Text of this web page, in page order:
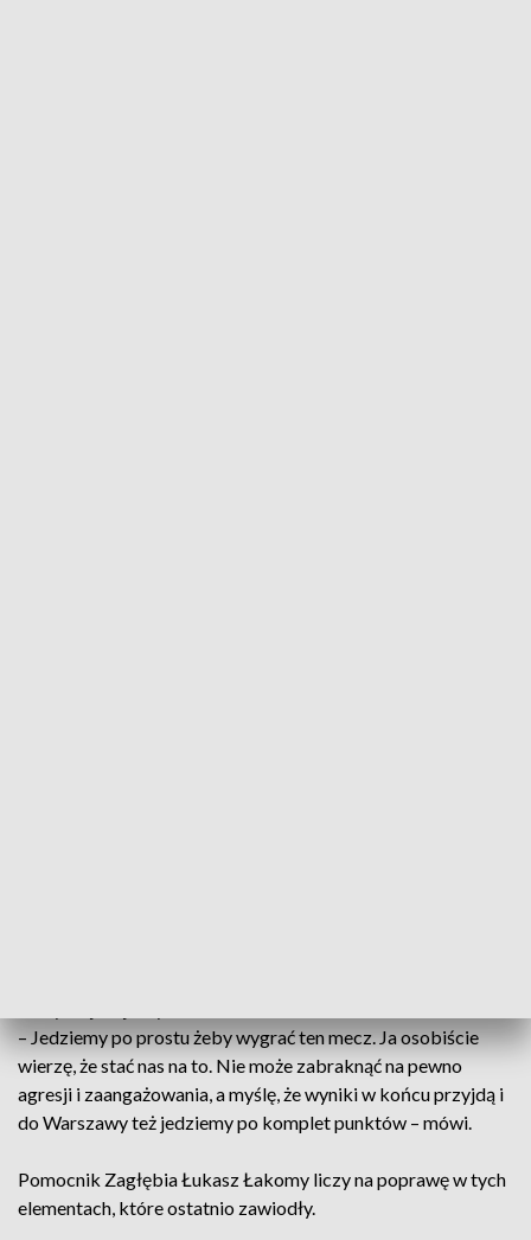
– Jedziemy po prostu żeby wygrać ten mecz. Ja osobiście
wierzę, że stać nas na to. Nie może zabraknąć na pewno
agresji i zaangażowania, a myślę, że wyniki w końcu przyjdą i
do Warszawy też jedziemy po komplet punktów – mówi.
Pomocnik Zagłębia Łukasz Łakomy liczy na poprawę w tych
elementach, które ostatnio zawiodły.